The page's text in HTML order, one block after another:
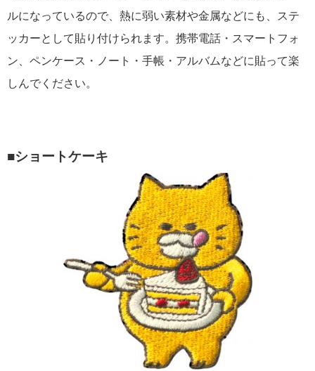
ルになっているので、熱に弱い素材や金属などにも、ステ
ッカーとして貼り付けられます。携帯電話・スマートフォ
ン、ペンケース・ノート・手帳・アルバムなどに貼って楽
しんでください。
■ショートケーキ